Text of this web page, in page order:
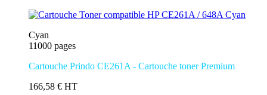
Cyan
11000 pages
Cartouche Prindo CE261A - Cartouche toner Premium
166,58 € HT